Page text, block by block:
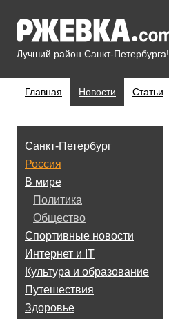
Лучший район Санкт-Петербурга!
Главная Новости Статьи
Санкт-Петербург
Россия
В мире
Политика
Общество
Спортивные новости
Интернет и IT
Культура и образование
Путешествия
Здоровье